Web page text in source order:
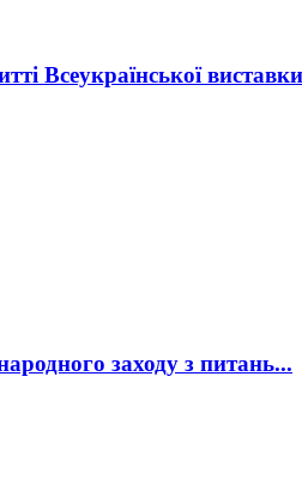
Всеукраїнської виставки
заходу з питань...